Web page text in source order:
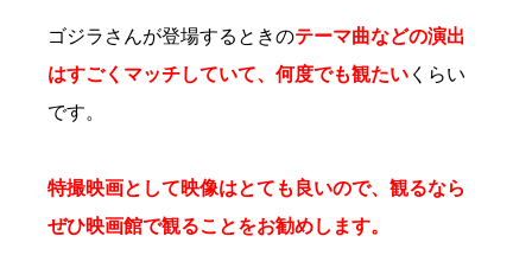
ゴジラさんが登場するときのテーマ曲などの演出
はすごくマッチしていて、何度でも観たい くらい
です。
特撮映画として映像はとても良いので、観るなら
ぜひ映画館で観ることをお勧めします。